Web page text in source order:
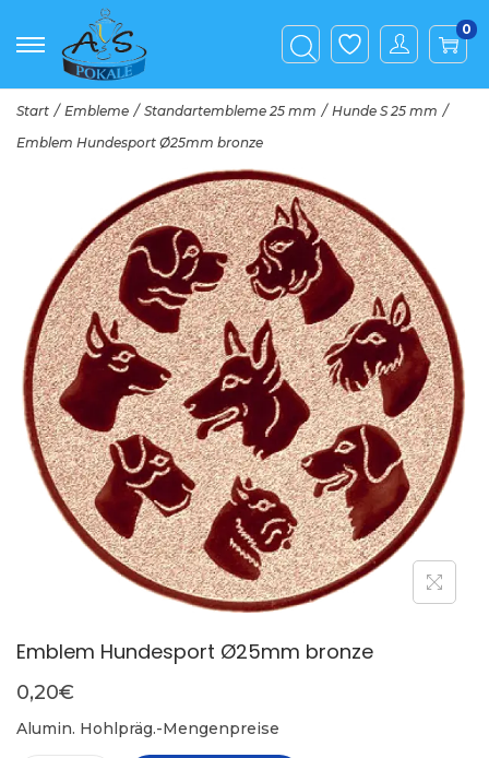
0
Start / Embleme / Standartembleme 25 mm / Hunde S 25 mm /
Emblem Hundesport Ø25mm bronze
Emblem Hundesport Ø25mm bronze
0,20€
Alumin. Hohlpräg.-Mengenpreise